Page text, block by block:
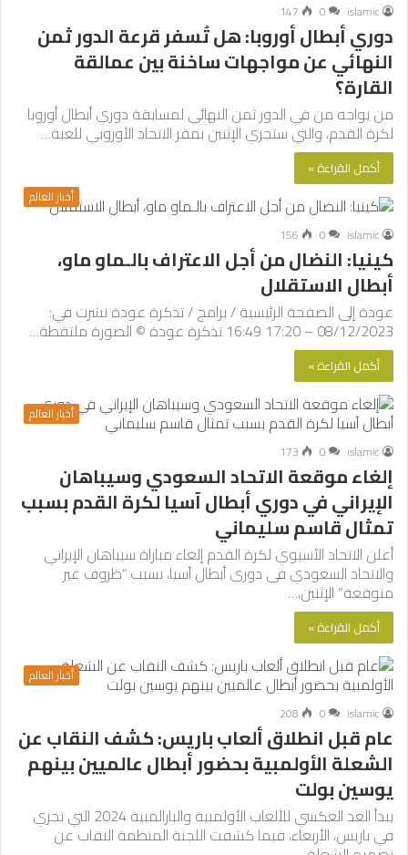
islamic
0
147
دوري أبطال أوروبا: هل تُسفر قرعة الدور ثمن
النهائي عن مواجهات ساخنة بين عمالقة
القارة؟
من يواجه من في الدور ثمن النهائي لمسابقة دوري أبطال أوروبا
لكرة القدم، والتي ستجري الإثنين بمقر الاتحاد الأوروبي للعبة…
أكمل القراءة »
أخبار العالم
islamic
0
156
كينيا: النضال من أجل الاعتراف بالـماو ماو،
أبطال الاستقلال
عودة إلى الصفحة الرئيسية / برامج / تذكرة عودة نشرت في:
08/12/2023 – 17:20 16:49 تذكرة عودة © الصورة ملتقطة…
أكمل القراءة »
أخبار العالم
islamic
0
173
إلغاء موقعة الاتحاد السعودي وسيباهان
الإيراني في دوري أبطال آسيا لكرة القدم بسبب
تمثال قاسم سليماني
أعلن الاتحاد الآسيوي لكرة القدم إلغاء مباراة سيباهان الإيراني
والاتحاد السعودي في دوري أبطال آسيا، بسبب “ظروف غير
متوقعة”‭‭‭ ‬‬‬الإثنين،…
أكمل القراءة »
أخبار العالم
islamic
0
208
عام قبل انطلاق ألعاب باريس: كشف النقاب عن
الشعلة الأولمبية بحضور أبطال عالميين بينهم
يوسين بولت
يبدأ العد العكسي للألعاب الأولمبية والبارالمبية 2024 التي تجري
في باريس، الأربعاء، فيما كشفت اللجنة المنظمة النقاب عن